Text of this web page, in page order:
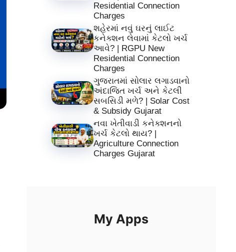
Residential Connection
Charges
શહેરમાં નવું ઘરનું લાઈટ
કનેક્શન લેવામાં કેટલો ખર્ચ
આવે? | RGPU New
Residential Connection
Charges
ગુજરાતમાં સોલાર લગાડવાનો
અંદાજિત ખર્ચ અને કેટલી
સબસિડી મળે? | Solar Cost
& Subsidy Gujarat
નવા ખેતીવાડી કનેક્શનનો
ખર્ચ કેટલો થાય? |
Agriculture Connection
Charges Gujarat
My Apps